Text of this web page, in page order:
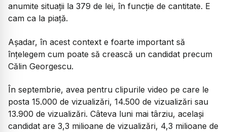
anumite situații la 379 de lei, în funcție de cantitate. E
cam ca la piață.
Așadar, în acest context e foarte important să
înțelegem cum poate să crească un candidat precum
Călin Georgescu.
În septembrie, avea pentru clipurile video pe care le
posta 15.000 de vizualizări, 14.500 de vizualizări sau
13.900 de vizualizări. Câteva luni mai târziu, același
candidat are 3,3 milioane de vizualizări, 4,3 milioane de